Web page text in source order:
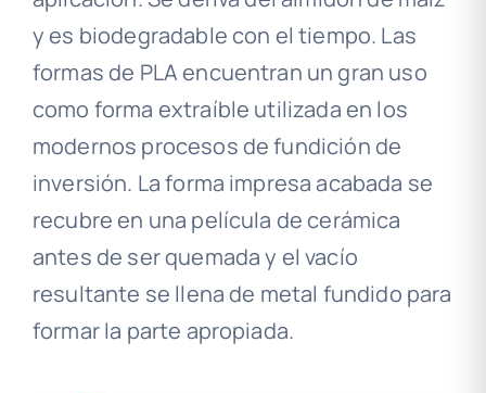
y es biodegradable con el tiempo. Las
formas de PLA encuentran un gran uso
como forma extraíble utilizada en los
modernos procesos de fundición de
inversión. La forma impresa acabada se
recubre en una película de cerámica
antes de ser quemada y el vacío
resultante se llena de metal fundido para
formar la parte apropiada.